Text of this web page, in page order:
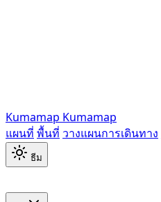
Kumamap Kumamap
แผนที่ พื้นที่ วางแผนการเดินทาง
ธีม